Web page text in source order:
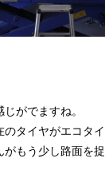
がでますね。
タイヤがエコタ
がもう少し路面を